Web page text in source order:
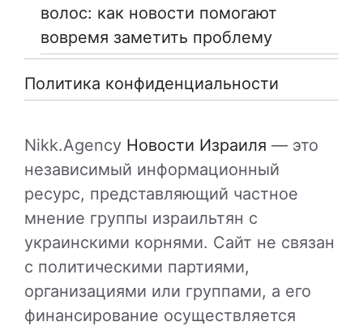
волос: как новости помогают
вовремя заметить проблему
Политика конфиденциальности
Nikk.Agency Новости Израиля — это
независимый информационный
ресурс, представляющий частное
мнение группы израильтян с
украинскими корнями. Сайт не связан
с политическими партиями,
организациями или группами, а его
финансирование осуществляется